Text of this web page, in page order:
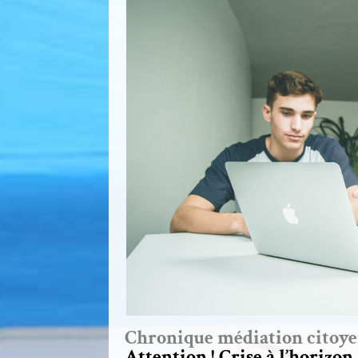
Chronique médiation